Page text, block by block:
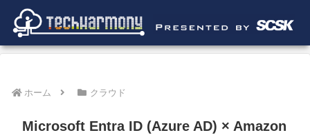
ホーム クラウド
Microsoft Entra ID (Azure AD) × Amazon